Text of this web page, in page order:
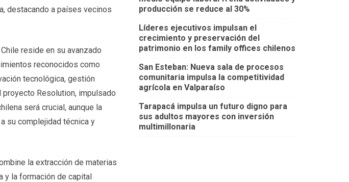
destacando a países vecinos
reside en su avanzado
reconocidos como
tecnológica, gestión
Resolution, impulsado
será crucial, aunque la
su complejidad técnica y
la extracción de materias
y la formación de capital
producción se reduce al 30%
Líderes ejecutivos impulsan el
crecimiento y preservación del
patrimonio en los family offices chilenos
San Esteban: Nueva sala de procesos
comunitaria impulsa la competitividad
agrícola en Valparaíso
Tarapacá impulsa un futuro digno para
sus adultos mayores con inversión
multimillonaria